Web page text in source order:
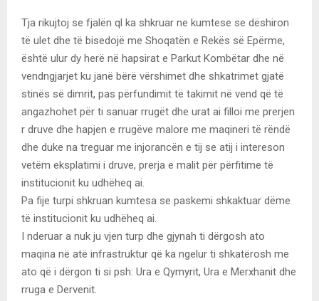
Tja rikujtoj se fjalën ql ka shkruar ne kumtese se dëshiron
të ulet dhe të bisedojë me Shoqatën e Rekës së Epërme,
është ulur dy herë në hapsirat e Parkut Kombëtar dhe në
vendngjarjet ku janë bërë vërshimet dhe shkatrimet gjatë
stinës së dimrit, pas përfundimit të takimit në vend që të
angazhohet për ti sanuar rrugët dhe urat ai filloi me prerjen
r druve dhe hapjen e rrugëve malore me maqineri të rëndë
dhe duke na treguar me injorancën e tij se atij i intereson
vetëm eksplatimi i druve, prerja e malit për përfitime të
institucionit ku udhëheq ai.
Pa fije turpi shkruan kumtesa se paskemi shkaktuar dëme
të institucionit ku udhëheq ai.
I nderuar a nuk ju vjen turp dhe gjynah ti dërgosh ato
maqina në atë infrastruktur që ka ngelur ti shkatërosh me
ato që i dërgon ti si psh: Ura e Qymyrit, Ura e Merxhanit dhe
rruga e Dervenit.